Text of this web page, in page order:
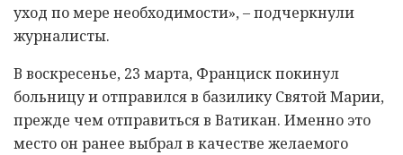
уход по мере необходимости», – подчеркнули
журналисты.
В воскресенье, 23 марта, Франциск покинул
больницу и отправился в базилику Святой Марии,
прежде чем отправиться в Ватикан. Именно это
место он ранее выбрал в качестве желаемого